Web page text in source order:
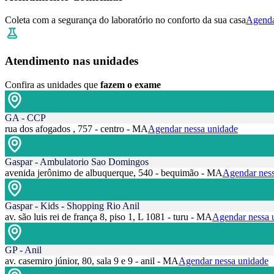
Coleta com a segurança do laboratório no conforto da sua casa
Atendimento nas unidades
Confira as unidades que fazem o exame
GA - CCP
rua dos afogados , 757 - centro - MAAgendar nessa unidade
Gaspar - Ambulatorio Sao Domingos
avenida jerônimo de albuquerque, 540 - bequimão - MAAgendar
Gaspar - Kids - Shopping Rio Anil
av. são luis rei de frança 8, piso 1, L 1081 - turu - MAAgendar nessa
GP - Anil
av. casemiro júnior, 80, sala 9 e 9 - anil - MAAgendar nessa unidade